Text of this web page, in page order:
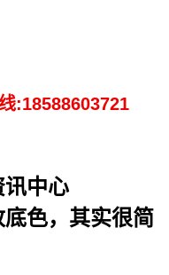
:18588603721
中心
色，其实很简